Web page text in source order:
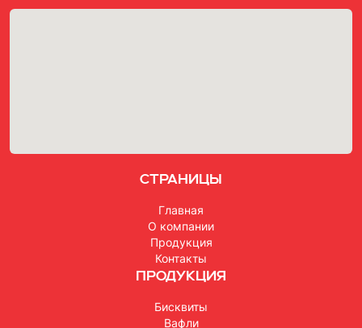
Страницы
Главная
О компании
Продукция
Контакты
Продукция
Бисквиты
Вафли